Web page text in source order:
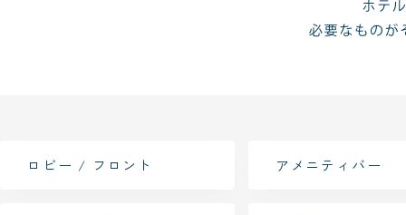
ロビー / フロント アメニティバー